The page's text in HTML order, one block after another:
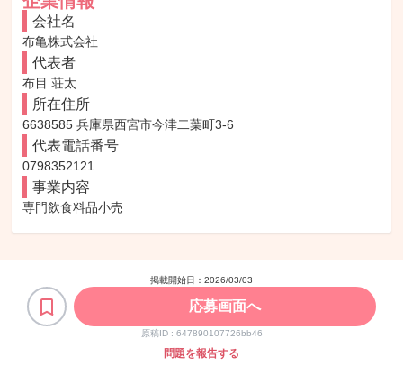
会社名
布亀株式会社
代表者
布目 荘太
所在住所
6638585 兵庫県西宮市今津二葉町3-6
代表電話番号
0798352121
事業内容
専門飲食料品小売
掲載開始日： 2026/03/03
応募画面へ
原稿ID : 647890107726bb46
問題を報告する